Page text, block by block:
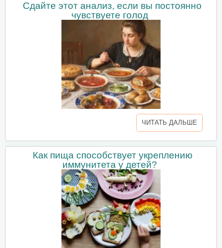
Сдайте этот анализ, если вы постоянно
чувствуете голод
ЧИТАТЬ ДАЛЬШЕ
Как пища способствует укреплению
иммунитета у детей?